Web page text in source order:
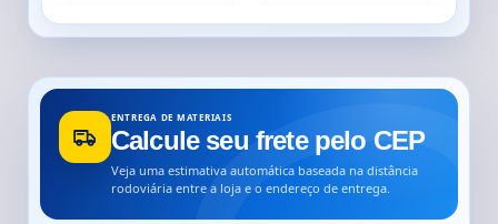
ENTREGA DE MATERIAIS
Calcule seu frete pelo CEP
Veja uma estimativa automática baseada na distância
rodoviária entre a loja e o endereço de entrega.